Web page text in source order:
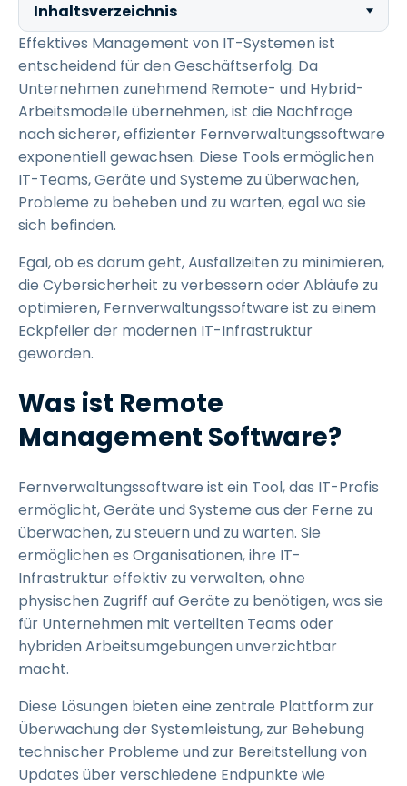
Inhaltsverzeichnis
Effektives Management von IT-Systemen ist
entscheidend für den Geschäftserfolg. Da
Unternehmen zunehmend Remote- und Hybrid-
Arbeitsmodelle übernehmen, ist die Nachfrage
nach sicherer, effizienter Fernverwaltungssoftware
exponentiell gewachsen. Diese Tools ermöglichen
IT-Teams, Geräte und Systeme zu überwachen,
Probleme zu beheben und zu warten, egal wo sie
sich befinden.
Egal, ob es darum geht, Ausfallzeiten zu minimieren,
die Cybersicherheit zu verbessern oder Abläufe zu
optimieren, Fernverwaltungssoftware ist zu einem
Eckpfeiler der modernen IT-Infrastruktur
geworden.
Was ist Remote
Management Software?
Fernverwaltungssoftware ist ein Tool, das IT-Profis
ermöglicht, Geräte und Systeme aus der Ferne zu
überwachen, zu steuern und zu warten. Sie
ermöglichen es Organisationen, ihre IT-
Infrastruktur effektiv zu verwalten, ohne
physischen Zugriff auf Geräte zu benötigen, was sie
für Unternehmen mit verteilten Teams oder
hybriden Arbeitsumgebungen unverzichtbar
macht.
Diese Lösungen bieten eine zentrale Plattform zur
Überwachung der Systemleistung, zur Behebung
technischer Probleme und zur Bereitstellung von
Updates über verschiedene Endpunkte wie